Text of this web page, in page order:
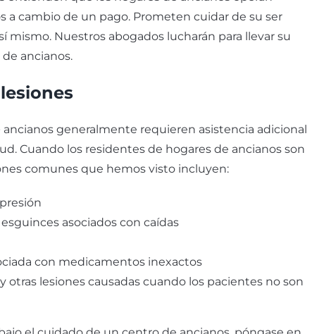
a cambio de un pago. Prometen cuidar de su ser
Nuestros abogados lucharán para llevar su
ancianos.
generalmente requieren asistencia adicional
Cuando los residentes de hogares de ancianos son
comunes que hemos visto incluyen:
asociados con caídas
con medicamentos inexactos
lesiones causadas cuando los pacientes no son